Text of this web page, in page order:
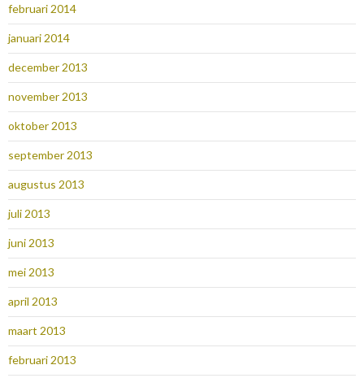
februari 2014
januari 2014
december 2013
november 2013
oktober 2013
september 2013
augustus 2013
juli 2013
juni 2013
mei 2013
april 2013
maart 2013
februari 2013